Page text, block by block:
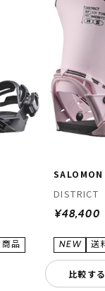
SALOMON
DISTRICT
¥48,400
比較する